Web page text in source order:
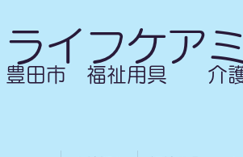
ライフケア
豊田市 福祉用具 介護